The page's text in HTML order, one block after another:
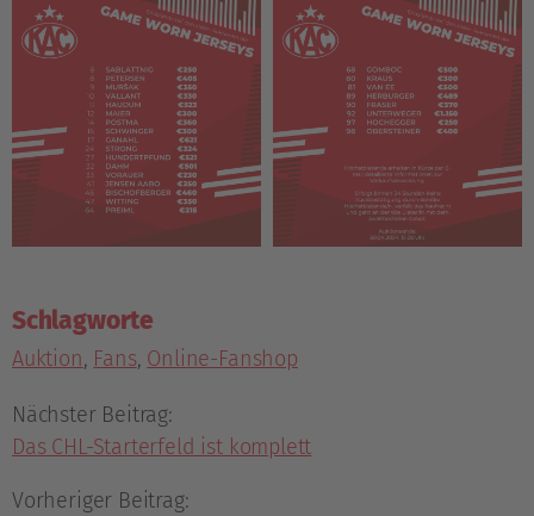
Schlagworte
Auktion, Fans, Online-Fanshop
Nächster Beitrag:
Das CHL-Starterfeld ist komplett
Vorheriger Beitrag: